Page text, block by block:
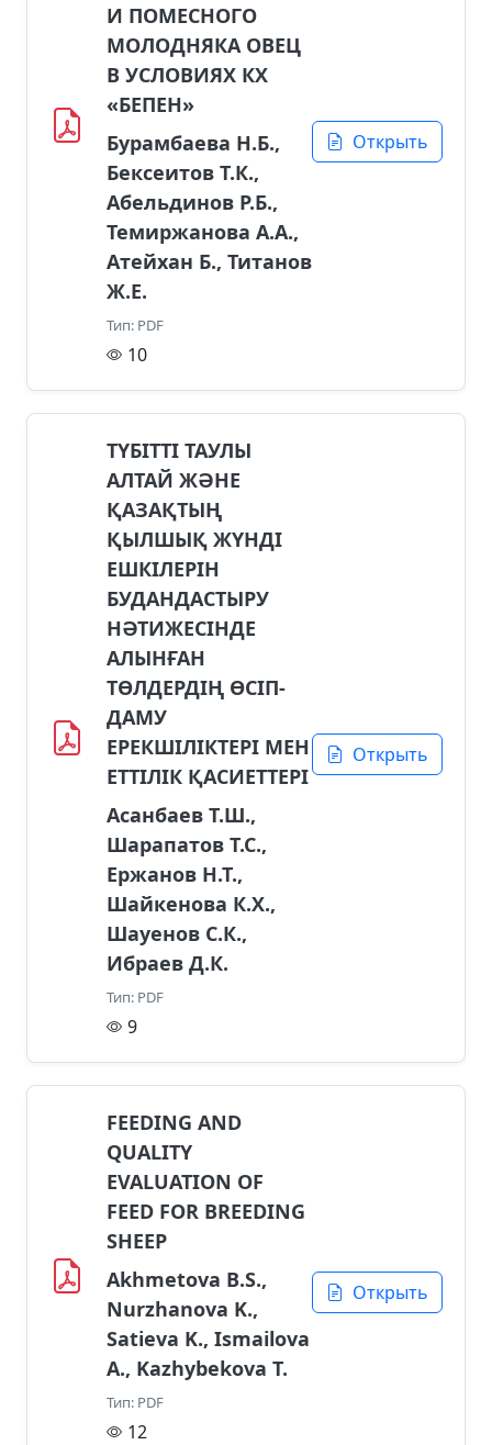
И ПОМЕСНОГО
МОЛОДНЯКА ОВЕЦ
В УСЛОВИЯХ КХ
«БЕПЕН»
Бурамбаева Н.Б.,
Бексеитов Т.К.,
Абельдинов Р.Б.,
Темиржанова А.А.,
Атейхан Б., Титанов
Ж.Е.
Тип: PDF
10
Открыть
ТҮБІТТІ ТАУЛЫ
АЛТАЙ ЖӘНЕ
ҚАЗАҚТЫҢ
ҚЫЛШЫҚ ЖҮНДІ
ЕШКІЛЕРІН
БУДАНДАСТЫРУ
НӘТИЖЕСІНДЕ
АЛЫНҒАН
ТӨЛДЕРДІҢ ӨСІП-
ДАМУ
ЕРЕКШІЛІКТЕРІ МЕН
ЕТТІЛІК ҚАСИЕТТЕРІ
Асанбаев Т.Ш.,
Шарапатов Т.С.,
Ержанов Н.Т.,
Шайкенова К.Х.,
Шауенов С.К.,
Ибраев Д.К.
Тип: PDF
9
Открыть
FEEDING AND
QUALITY
EVALUATION OF
FEED FOR BREEDING
SHEEP
Akhmetova B.S.,
Nurzhanova K.,
Satieva K., Ismailova
A., Kazhybekova T.
Тип: PDF
12
Открыть